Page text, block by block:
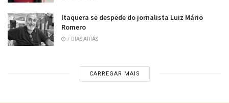
Itaquera se despede do jornalista Luiz Mário
Romero
7 DIAS ATRÁS
CARREGAR MAIS